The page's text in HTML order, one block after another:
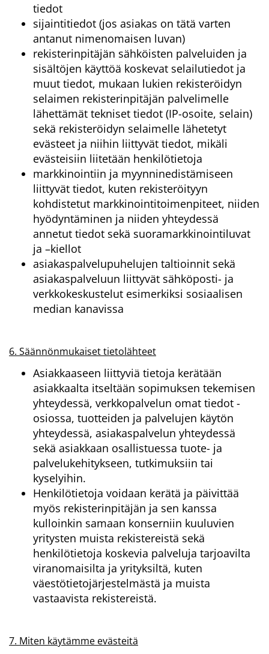
tiedot
sijaintitiedot (jos asiakas on tätä varten
antanut nimenomaisen luvan)
rekisterinpitäjän sähköisten palveluiden ja
sisältöjen käyttöä koskevat selailutiedot ja
muut tiedot, mukaan lukien rekisteröidyn
selaimen rekisterinpitäjän palvelimelle
lähettämät tekniset tiedot (IP-osoite, selain)
sekä rekisteröidyn selaimelle lähetetyt
evästeet ja niihin liittyvät tiedot, mikäli
evästeisiin liitetään henkilötietoja
markkinointiin ja myynninedistämiseen
liittyvät tiedot, kuten rekisteröityyn
kohdistetut markkinointitoimenpiteet, niiden
hyödyntäminen ja niiden yhteydessä
annetut tiedot sekä suoramarkkinointiluvat
ja –kiellot
asiakaspalvelupuhelujen taltioinnit sekä
asiakaspalveluun liittyvät sähköposti- ja
verkkokeskustelut esimerkiksi sosiaalisen
median kanavissa
6. Säännönmukaiset tietolähteet
Asiakkaaseen liittyviä tietoja kerätään
asiakkaalta itseltään sopimuksen tekemisen
yhteydessä, verkkopalvelun omat tiedot -
osiossa, tuotteiden ja palvelujen käytön
yhteydessä, asiakaspalvelun yhteydessä
sekä asiakkaan osallistuessa tuote- ja
palvelukehitykseen, tutkimuksiin tai
kyselyihin.
Henkilötietoja voidaan kerätä ja päivittää
myös rekisterinpitäjän ja sen kanssa
kulloinkin samaan konserniin kuuluvien
yritysten muista rekistereistä sekä
henkilötietoja koskevia palveluja tarjoavilta
viranomaisilta ja yrityksiltä, kuten
väestötietojärjestelmästä ja muista
vastaavista rekistereistä.
7. Miten käytämme evästeitä